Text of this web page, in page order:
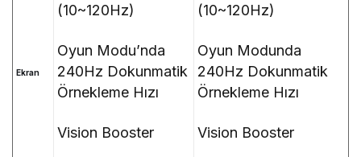
Ekran
(10~120Hz)
Oyun Modu’nda
240Hz Dokunmatik
Örnekleme Hızı
Vision Booster
(10~120Hz)
Oyun Modunda
240Hz Dokunmatik
Örnekleme Hızı
Vision Booster